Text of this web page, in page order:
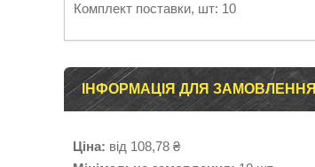
Комплект поставки, шт: 10
ІНФОРМАЦІЯ ДЛЯ ЗАМОВЛЕННЯ
Ціна: від 108,78 ₴